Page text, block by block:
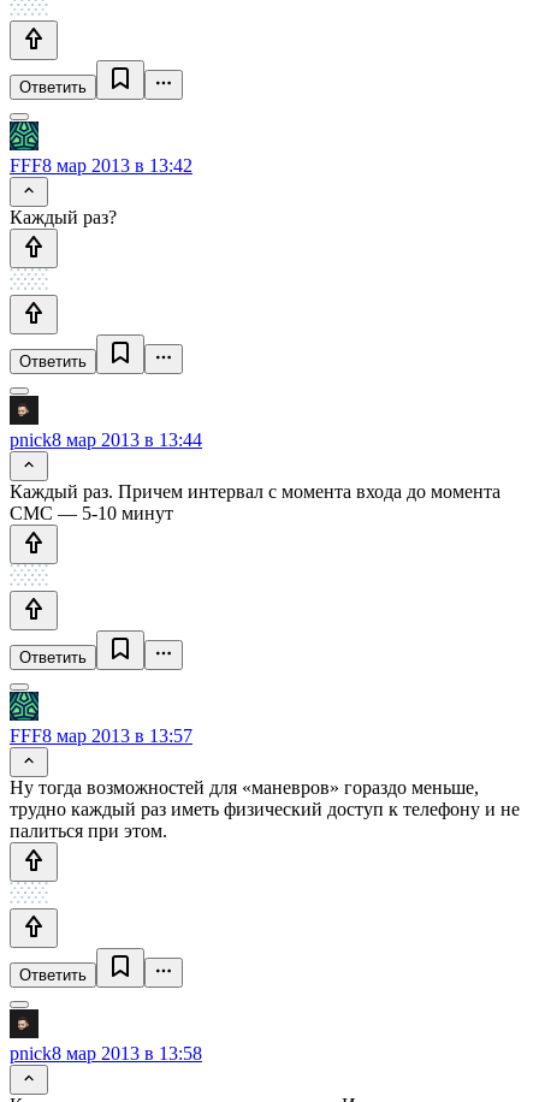
Ответить
FFF8 мар 2013 в 13:42
Каждый раз?
Ответить
pnick8 мар 2013 в 13:44
Каждый раз. Причем интервал с момента входа до момента
СМС — 5-10 минут
Ответить
FFF8 мар 2013 в 13:57
Ну тогда возможностей для «маневров» гораздо меньше,
трудно каждый раз иметь физический доступ к телефону и не
палиться при этом.
Ответить
pnick8 мар 2013 в 13:58